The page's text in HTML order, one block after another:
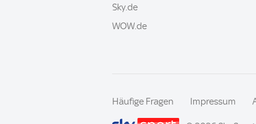
Sky.de
WOW.de
Häufige Fragen Impressum